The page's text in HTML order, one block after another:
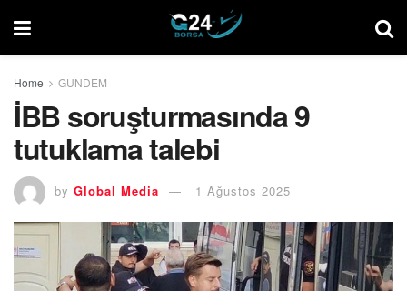
Home GUNDEM
İBB soruşturmasında 9
tutuklama talebi
by Global Media 1 Ağustos 2025